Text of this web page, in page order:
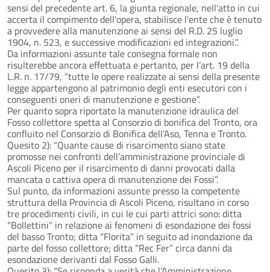
sensi del precedente art. 6, la giunta regionale, nell'atto in cui
accerta il compimento dell'opera, stabilisce l'ente che è tenuto
a provvedere alla manutenzione ai sensi del R.D. 25 luglio
1904, n. 523, e successive modificazioni ed integrazioni.”.
Da informazioni assunte tale consegna formale non
risulterebbe ancora effettuata e pertanto, per l’art. 19 della
L.R. n. 17/79, “tutte le opere realizzate ai sensi della presente
legge appartengono al patrimonio degli enti esecutori con i
conseguenti oneri di manutenzione e gestione”.
Per quanto sopra riportato la manutenzione idraulica del
Fosso collettore spetta al Consorzio di bonifica del Tronto, ora
confluito nel Consorzio di Bonifica dell’Aso, Tenna e Tronto.
Quesito 2): “Quante cause di risarcimento siano state
promosse nei confronti dell’amministrazione provinciale di
Ascoli Piceno per il risarcimento di danni provocati dalla
mancata o cattiva opera di manutenzione dei Fossi”.
Sul punto, da informazioni assunte presso la competente
struttura della Provincia di Ascoli Piceno, risultano in corso
tre procedimenti civili, in cui le cui parti attrici sono: ditta
“Bollettini” in relazione ai fenomeni di esondazione dei fossi
del basso Tronto; ditta “Florita” in seguito ad inondazione da
parte del fosso collettore; ditta “Rec Fer” circa danni da
esondazione derivanti dal Fosso Galli.